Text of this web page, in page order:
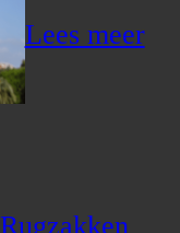
Lees meer